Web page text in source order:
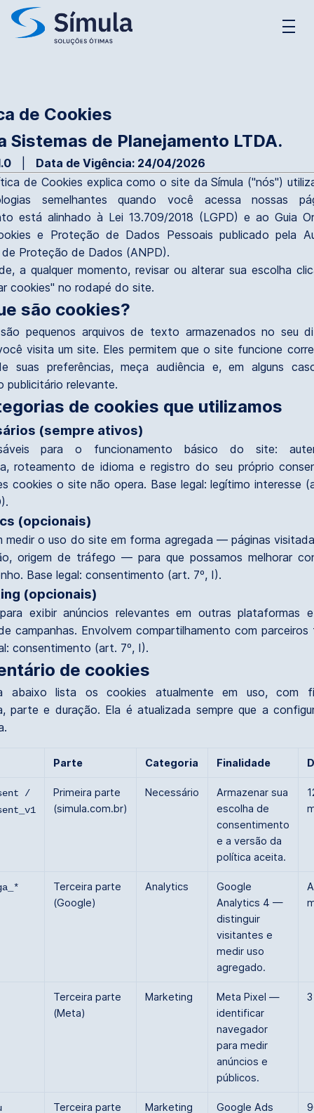
density_medium
de Cookies
Sistemas de Planejamento LTDA.
| Data de Vigência: 24/04/2026
de Cookies explica como o site da Símula ("nós")
semelhantes quando você acessa nossas
está alinhado à Lei 13.709/2018 (LGPD) e ao Guia
e Proteção de Dados Pessoais publicado pela
Proteção de Dados (ANPD).
a qualquer momento, revisar ou alterar sua escolha
cookies" no rodapé do site.
são cookies?
pequenos arquivos de texto armazenados no seu
visita um site. Eles permitem que o site funcione
suas preferências, meça audiência e, em alguns
publicitário relevante.
de cookies que utilizamos
(sempre ativos)
para o funcionamento básico do site:
roteamento de idioma e registro do seu próprio
cookies o site não opera. Base legal: legítimo interesse
(opcionais)
medir o uso do site em forma agregada — páginas
origem de tráfego — para que possamos melhorar
Base legal: consentimento (art. 7º, I).
(opcionais)
exibir anúncios relevantes em outras plataformas
campanhas. Envolvem compartilhamento com parceiros
consentimento (art. 7º, I).
de cookies
abaixo lista os cookies atualmente em uso, com
parte e duração. Ela é atualizada sempre que a
Parte Categoria Finalidade
/
Primeira parte
(simula.com.br)
Necessário
Armazenar sua
escolha de
consentimento
e a versão da
política aceita.
Terceira parte
(Google)
Analytics
Google
Analytics 4 —
distinguir
visitantes e
medir uso
agregado.
Terceira parte
(Meta)
Marketing
Meta Pixel —
identificar
navegador
para medir
anúncios e
públicos.
Terceira parte
Marketing
Google Ads